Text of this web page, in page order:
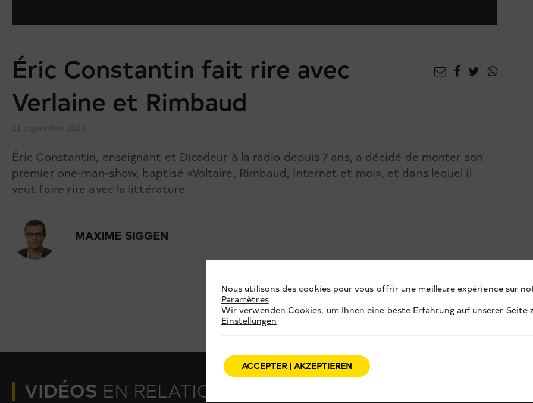
Éric Constantin fait rire avec
Verlaine et Rimbaud
Éric Constantin, enseignant et Dicodeur à la radio depuis 7 ans, a décidé de monter son
premier one-man-show, baptisé «Voltaire, Rimbaud, Internet et moi», et dans lequel il
veut faire rire avec la littérature.
MAXIME SIGGEN
VIDÉOS EN RELATION
Nous utilisons des cookies pour vous offrir une meilleure expérience sur
Paramètres
Wir verwenden Cookies, um Ihnen eine beste Erfahrung auf unserer Seite
Einstellungen
ACCEPTER | AKZEPTIEREN